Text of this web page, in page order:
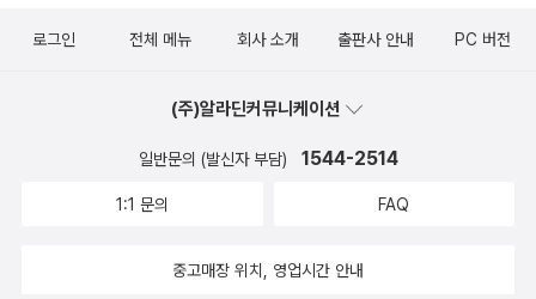
로그인 전체 메뉴 회사 소개 출판사 안내 PC 버전
(주)알라딘커뮤니케이션
일반문의 (발신자 부담) 1544-2514
1:1 문의 FAQ
중고매장 위치, 영업시간 안내